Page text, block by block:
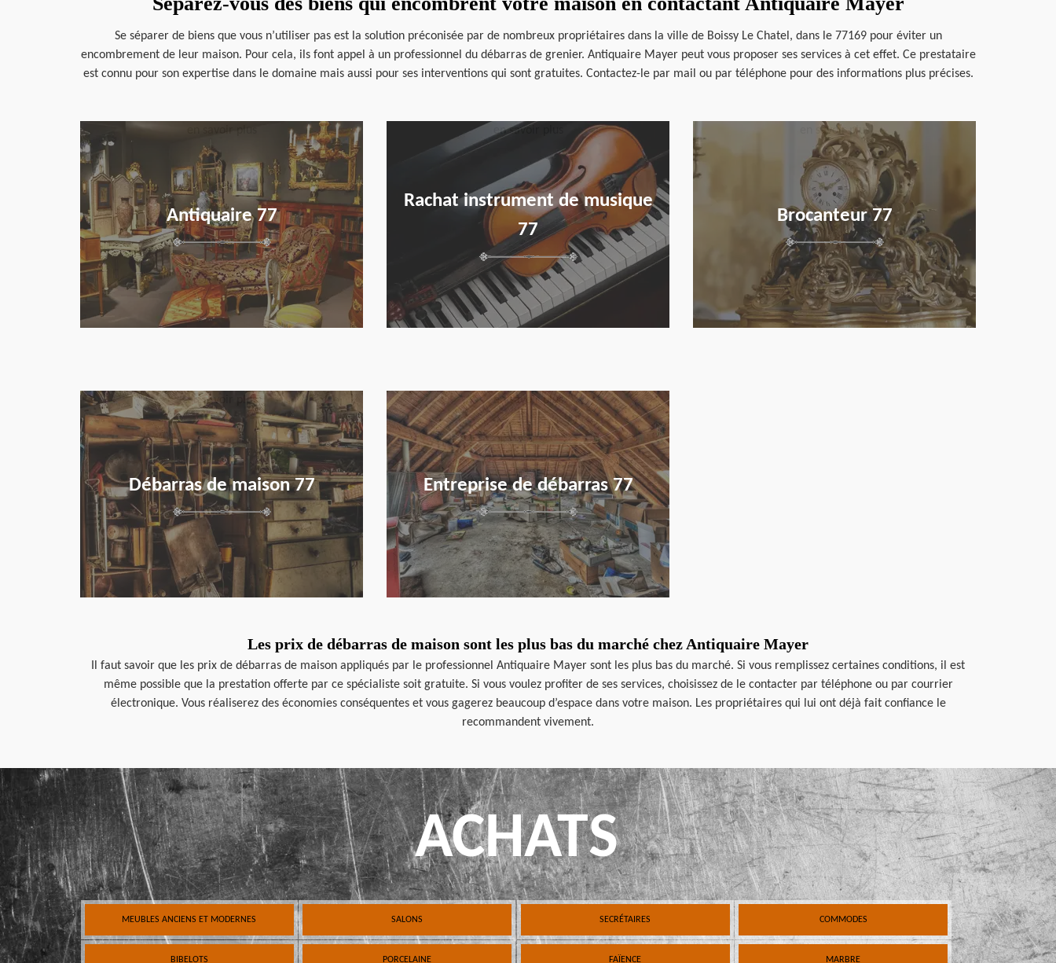
Se séparer de biens que vous n’utiliser pas est la solution préconisée par de nombreux propriétaires dans la ville de Boissy Le Chatel, dans le 77169 pour éviter un
encombrement de leur maison. Pour cela, ils font appel à un professionnel du débarras de grenier. Antiquaire Mayer peut vous proposer ses services à cet effet. Ce prestataire
est connu pour son expertise dans le domaine mais aussi pour ses interventions qui sont gratuites. Contactez-le par mail ou par téléphone pour des informations plus précises.
Antiquaire 77
Rachat instrument de musique
77
en savoir plus
Brocanteur 77
en savoir plus
Débarras de maison 77
en savoir plus
Entreprise de débarras 77
en savoir plus
Les prix de débarras de maison sont les plus bas du marché chez Antiquaire Mayer
Il faut savoir que les prix de débarras de maison appliqués par le professionnel Antiquaire Mayer sont les plus bas du marché. Si vous remplissez certaines conditions, il est
même possible que la prestation offerte par ce spécialiste soit gratuite. Si vous voulez profiter de ses services, choisissez de le contacter par téléphone ou par courrier
électronique. Vous réaliserez des économies conséquentes et vous gagerez beaucoup d’espace dans votre maison. Les propriétaires qui lui ont déjà fait confiance le
recommandent vivement.
ACHATS
MEUBLES ANCIENS ET MODERNES SALONS SECRÉTAIRES COMMODES
BIBELOTS PORCELAINE FAÏENCE MARBRE